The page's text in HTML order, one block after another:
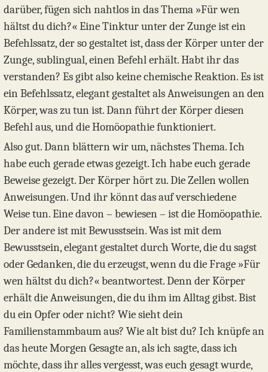
darüber, fügen sich nahtlos in das Thema »Für wen
hältst du dich?« Eine Tinktur unter der Zunge ist ein
Befehlssatz, der so gestaltet ist, dass der Körper unter der
Zunge, sublingual, einen Befehl erhält. Habt ihr das
verstanden? Es gibt also keine chemische Reaktion. Es ist
ein Befehlssatz, elegant gestaltet als Anweisungen an den
Körper, was zu tun ist. Dann führt der Körper diesen
Befehl aus, und die Homöopathie funktioniert.
Also gut. Dann blättern wir um, nächstes Thema. Ich
habe euch gerade etwas gezeigt. Ich habe euch gerade
Beweise gezeigt. Der Körper hört zu. Die Zellen wollen
Anweisungen. Und ihr könnt das auf verschiedene
Weise tun. Eine davon – bewiesen – ist die Homöopathie.
Der andere ist mit Bewusstsein. Was ist mit dem
Bewusstsein, elegant gestaltet durch Worte, die du sagst
oder Gedanken, die du erzeugst, wenn du die Frage »Für
wen hältst du dich?« beantwortest. Denn der Körper
erhält die Anweisungen, die du ihm im Alltag gibst. Bist
du ein Opfer oder nicht? Wie sieht dein
Familienstammbaum aus? Wie alt bist du? Ich knüpfe an
das heute Morgen Gesagte an, als ich sagte, dass ich
möchte, dass ihr alles vergesst, was euch gesagt wurde,